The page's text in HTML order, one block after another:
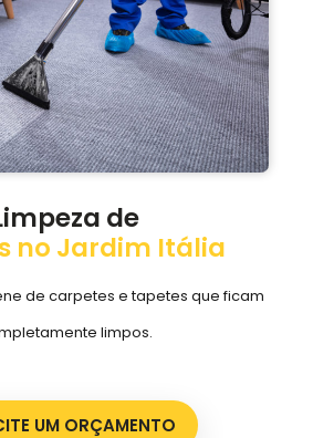
de
no Jardim Itália
de carpetes e tapetes que ficam
limpos.
UM ORÇAMENTO